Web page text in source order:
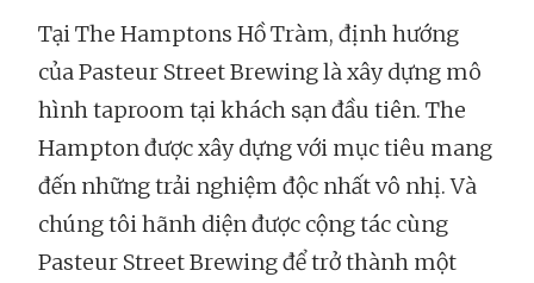
Tại The Hamptons Hồ Tràm, định hướng
của Pasteur Street Brewing là xây dựng mô
hình taproom tại khách sạn đầu tiên. The
Hampton được xây dựng với mục tiêu mang
đến những trải nghiệm độc nhất vô nhị. Và
chúng tôi hãnh diện được cộng tác cùng
Pasteur Street Brewing để trở thành một